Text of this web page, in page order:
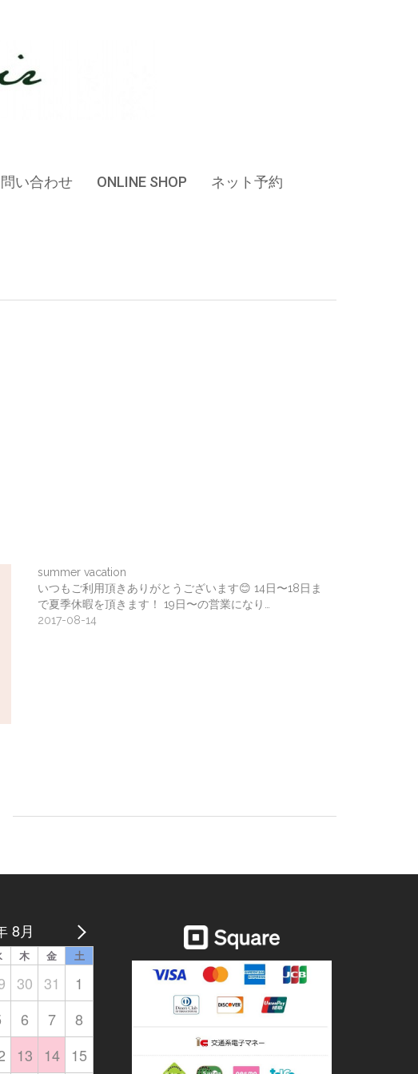
い合わせ ONLINE SHOP ネット予約
summer vacation
いつもご利用頂きありがとうございます😊 14日〜18日ま
で夏季休暇を頂きます！ 19日〜の営業になり…
2017-08-14
8月
木 金 土
30 31
1
6 7
8
13 14 15